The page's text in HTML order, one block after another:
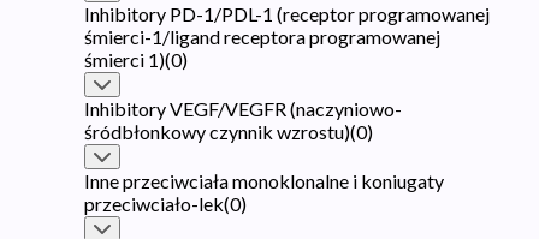
Inhibitory PD-1/PDL-1 (receptor programowanej
śmierci-1/ligand receptora programowanej
śmierci 1)(0)
Inhibitory VEGF/VEGFR (naczyniowo-
śródbłonkowy czynnik wzrostu)(0)
Inne przeciwciała monoklonalne i koniugaty
przeciwciało-lek(0)